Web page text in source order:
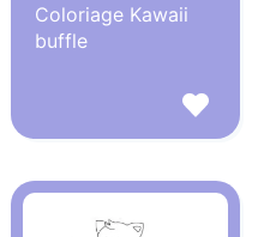
Coloriage Kawaii
buffle